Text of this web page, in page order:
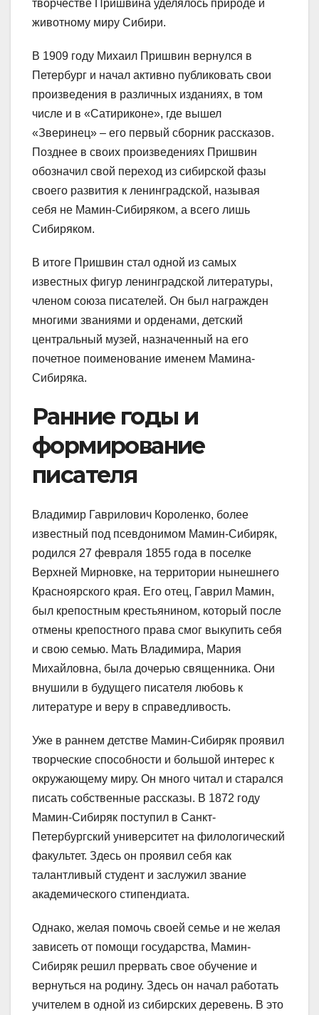
творчестве Пришвина уделялось природе и
животному миру Сибири.
В 1909 году Михаил Пришвин вернулся в
Петербург и начал активно публиковать свои
произведения в различных изданиях, в том
числе и в «Сатириконе», где вышел
«Зверинец» – его первый сборник рассказов.
Позднее в своих произведениях Пришвин
обозначил свой переход из сибирской фазы
своего развития к ленинградской, называя
себя не Мамин-Сибиряком, а всего лишь
Сибиряком.
В итоге Пришвин стал одной из самых
известных фигур ленинградской литературы,
членом союза писателей. Он был награжден
многими званиями и орденами, детский
центральный музей, назначенный на его
почетное поименование именем Мамина-
Сибиряка.
Ранние годы и
формирование
писателя
Владимир Гаврилович Короленко, более
известный под псевдонимом Мамин-Сибиряк,
родился 27 февраля 1855 года в поселке
Верхней Мирновке, на территории нынешнего
Красноярского края. Его отец, Гаврил Мамин,
был крепостным крестьянином, который после
отмены крепостного права смог выкупить себя
и свою семью. Мать Владимира, Мария
Михайловна, была дочерью священника. Они
внушили в будущего писателя любовь к
литературе и веру в справедливость.
Уже в раннем детстве Мамин-Сибиряк проявил
творческие способности и большой интерес к
окружающему миру. Он много читал и старался
писать собственные рассказы. В 1872 году
Мамин-Сибиряк поступил в Санкт-
Петербургский университет на филологический
факультет. Здесь он проявил себя как
талантливый студент и заслужил звание
академического стипендиата.
Однако, желая помочь своей семье и не желая
зависеть от помощи государства, Мамин-
Сибиряк решил прервать свое обучение и
вернуться на родину. Здесь он начал работать
учителем в одной из сибирских деревень. В это